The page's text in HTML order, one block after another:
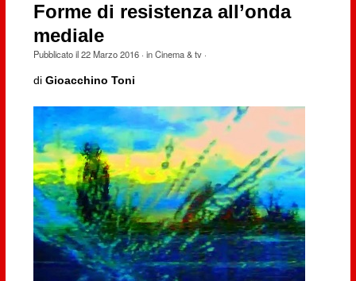
Forme di resistenza all’onda
mediale
Pubblicato il22 Marzo 2016· inCinema & tv·
di Gioacchino Toni